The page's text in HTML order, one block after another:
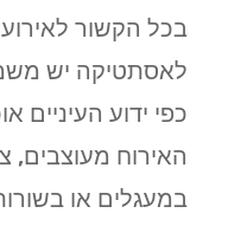
בכל הקשור
לאסתטיקה יש
כפי ידוע העיניים
האירוח מעוצבים,
במעגלים או